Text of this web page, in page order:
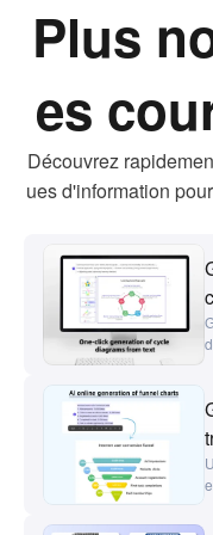
Plus
es
Découvrez
ues d'information